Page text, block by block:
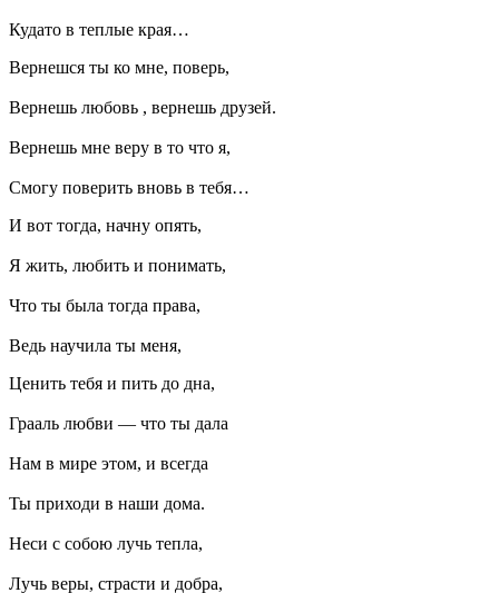
Кудато в теплые края…
Вернешся ты ко мне, поверь,
Вернешь любовь , вернешь друзей.
Вернешь мне веру в то что я,
Смогу поверить вновь в тебя…
И вот тогда, начну опять,
Я жить, любить и понимать,
Что ты была тогда права,
Ведь научила ты меня,
Ценить тебя и пить до дна,
Грааль любви — что ты дала
Нам в мире этом, и всегда
Ты приходи в наши дома.
Неси с собою лучь тепла,
Лучь веры, страсти и добра,